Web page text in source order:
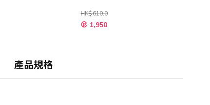
HK$610.0
特 1,950
產品規格